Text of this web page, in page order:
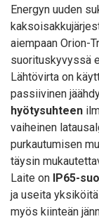
Energyn uuden
aiempaan Orion-
suorituskyvyssä
Lähtövirta on
passiivinen
hyötysuhteen
vaiheinen
purkautumisen
täysin
Laite on IP65-
ja useita
myös kiinteän